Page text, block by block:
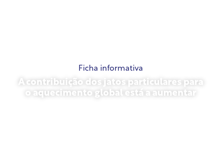
Ficha informativa
A contribuição dos jatos particulares para
o aquecimento global está a aumentar